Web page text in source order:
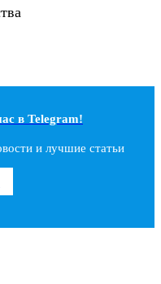
в Telegram!
и лучшие статьи